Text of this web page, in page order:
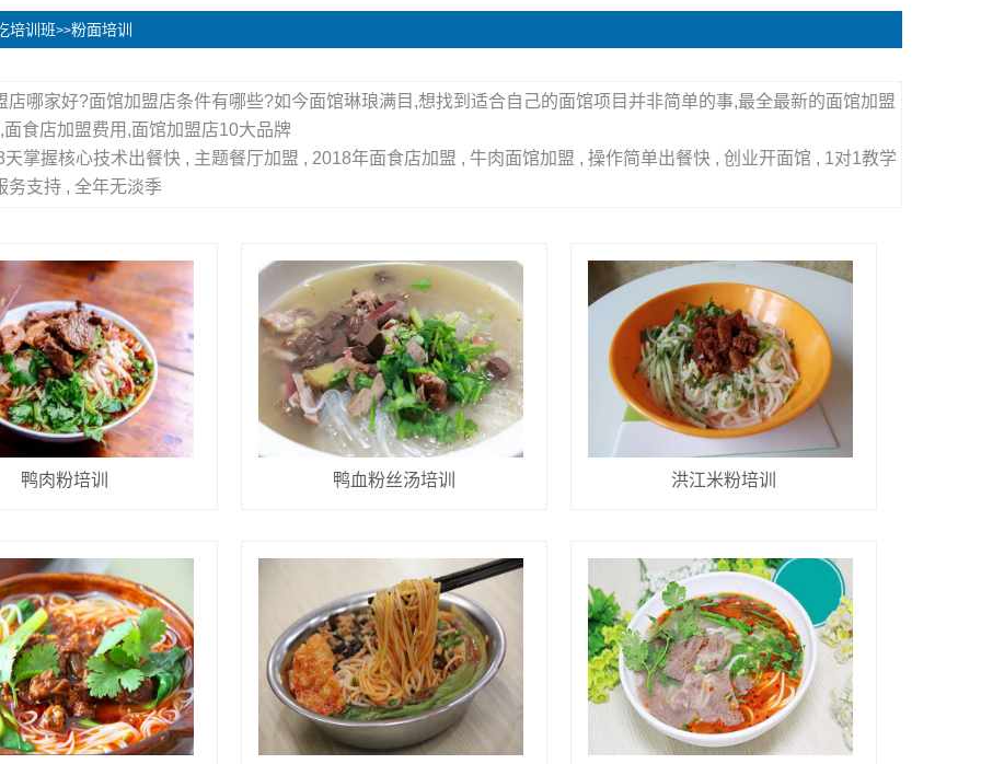
培训班>>粉面培训
店哪家好?面馆加盟店条件有哪些?如今面馆琳琅满目,想找到适合自己的面馆项目并非简单的事,最全最新的面馆加盟
食店加盟费用,面馆加盟店10大品牌
天掌握核心技术出餐快 , 主题餐厅加盟 , 2018年面食店加盟 , 牛肉面馆加盟 , 操作简单出餐快 , 创业开面馆 , 1对1教学
务支持 , 全年无淡季
鸭肉粉培训 鸭血粉丝汤培训 洪江米粉培训